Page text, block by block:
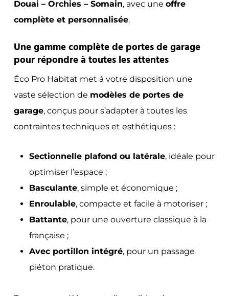
Douai – Orchies – Somain, avec une offre
complète et personnalisée.
Une gamme complète de portes de garage
pour répondre à toutes les attentes
Éco Pro Habitat met à votre disposition une
vaste sélection de modèles de portes de
garage, conçus pour s’adapter à toutes les
contraintes techniques et esthétiques :
Sectionnelle plafond ou latérale, idéale pour
optimiser l’espace ;
Basculante, simple et économique ;
Enroulable, compacte et facile à motoriser ;
Battante, pour une ouverture classique à la
française ;
Avec portillon intégré, pour un passage
piéton pratique.